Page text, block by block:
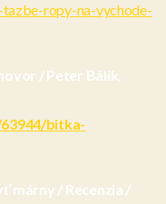
ropy-na-vychode-
/ Peter Bálik,
bitka-
márny / Recenzia /